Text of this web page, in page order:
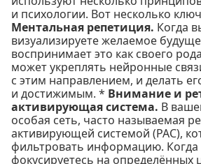
и психологии. Вот несколько
Ментальная репетиция. Когда
визуализируете желаемое
воспринимает это как своего
может укреплять нейронные
с этим направлением, и делать
и достижимым. * Внимание и
активирующая система. В
особая сеть, часто называемая
активирующей системой (РАС),
фильтровать информацию.
фокусируетесь на определённых